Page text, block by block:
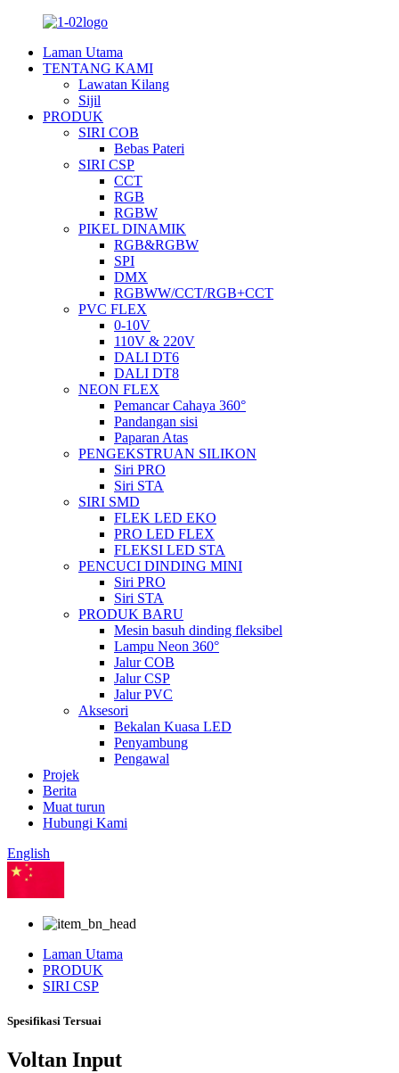
Laman Utama
TENTANG KAMI
Lawatan Kilang
Sijil
PRODUK
SIRI COB
Bebas Pateri
SIRI CSP
CCT
RGB
RGBW
PIKEL DINAMIK
RGB&RGBW
SPI
DMX
RGBWW/CCT/RGB+CCT
PVC FLEX
0-10V
110V & 220V
DALI DT6
DALI DT8
NEON FLEX
Pemancar Cahaya 360°
Pandangan sisi
Paparan Atas
PENGEKSTRUAN SILIKON
Siri PRO
Siri STA
SIRI SMD
FLEK LED EKO
PRO LED FLEX
FLEKSI LED STA
PENCUCI DINDING MINI
Siri PRO
Siri STA
PRODUK BARU
Mesin basuh dinding fleksibel
Lampu Neon 360°
Jalur COB
Jalur CSP
Jalur PVC
Aksesori
Bekalan Kuasa LED
Penyambung
Pengawal
Projek
Berita
Muat turun
Hubungi Kami
English
Laman Utama
PRODUK
SIRI CSP
Spesifikasi Tersuai
Voltan Input